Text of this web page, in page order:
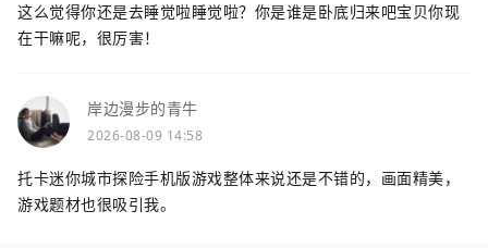
这么觉得你还是去睡觉啦睡觉啦？你是谁是卧底归来吧宝贝你现
在干嘛呢，很厉害！
岸边漫步的青牛
2026-08-09 14:58
托卡迷你城市探险手机版游戏整体来说还是不错的，画面精美，
游戏题材也很吸引我。